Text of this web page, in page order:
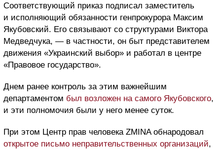
Соответствующий приказ подписал заместитель
и исполняющий обязанности генпрокурора Максим
Якубовский. Его связывают со структурами Виктора
Медведчука, — в частности, он быт представителем
движения «Украинский выбор» и работал в центре
«Правовое государство».
Днем ранее контроль за этим важнейшим
департаментом был возложен на самого Якубовского,
и эти полномочия были у него менее суток.
При этом Центр прав человека ZMINA обнародовал
открытое письмо неправительственных организаций,